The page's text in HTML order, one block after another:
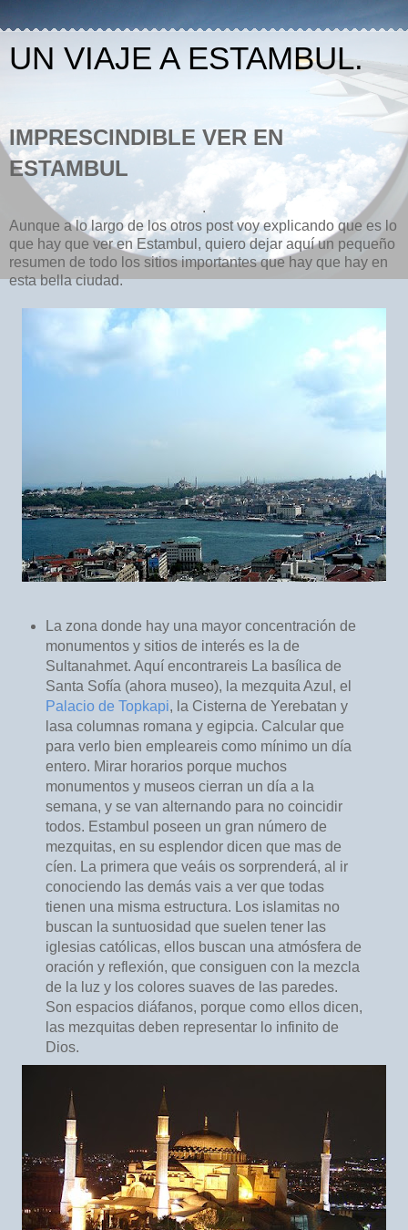
UN VIAJE A ESTAMBUL.
IMPRESCINDIBLE VER EN
ESTAMBUL
.
Aunque a lo largo de los otros post voy explicando que es lo
que hay que ver en Estambul, quiero dejar aquí un pequeño
resumen de todo los sitios importantes que hay que hay en
esta bella ciudad.
La zona donde hay una mayor concentración de
monumentos y sitios de interés es la de
Sultanahmet. Aquí encontrareis La basílica de
Santa Sofía (ahora museo), la mezquita Azul, el
Palacio de Topkapi, la Cisterna de Yerebatan y
lasa columnas romana y egipcia. Calcular que
para verlo bien empleareis como mínimo un día
entero. Mirar horarios porque muchos
monumentos y museos cierran un día a la
semana, y se van alternando para no coincidir
todos. Estambul poseen un gran número de
mezquitas, en su esplendor dicen que mas de
cíen. La primera que veáis os sorprenderá, al ir
conociendo las demás vais a ver que todas
tienen una misma estructura. Los islamitas no
buscan la suntuosidad que suelen tener las
iglesias católicas, ellos buscan una atmósfera de
oración y reflexión, que consiguen con la mezcla
de la luz y los colores suaves de las paredes.
Son espacios diáfanos, porque como ellos dicen,
las mezquitas deben representar lo infinito de
Dios.